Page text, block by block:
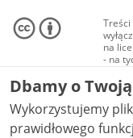
na
- na
audio
NC-
Dbamy o
Wykorzystujemy
prawidłowego